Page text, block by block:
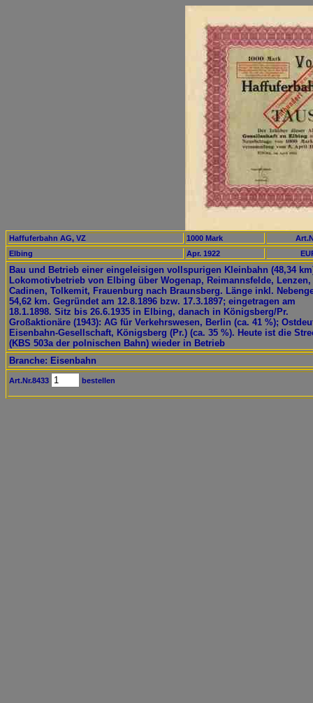
Haffuferbahn AG, VZ 1000 Mark
Elbing
Apr. 1922
Bau und Betrieb einer eingeleisigen vollspurigen Kleinbahn (48,34
Lokomotivbetrieb von Elbing über Wogenap, Reimannsfelde, Lenzen,
Cadinen, Tolkemit, Frauenburg nach Braunsberg. Länge inkl.
54,62 km. Gegründet am 12.8.1896 bzw. 17.3.1897; eingetragen am
18.1.1898. Sitz bis 26.6.1935 in Elbing, danach in Königsberg/Pr.
Großaktionäre (1943): AG für Verkehrswesen, Berlin (ca. 41 %);
Eisenbahn-Gesellschaft, Königsberg (Pr.) (ca. 35 %). Heute ist die
(KBS 503a der polnischen Bahn) wieder in Betrieb
Branche: Eisenbahn
Art.Nr.8433 bestellen